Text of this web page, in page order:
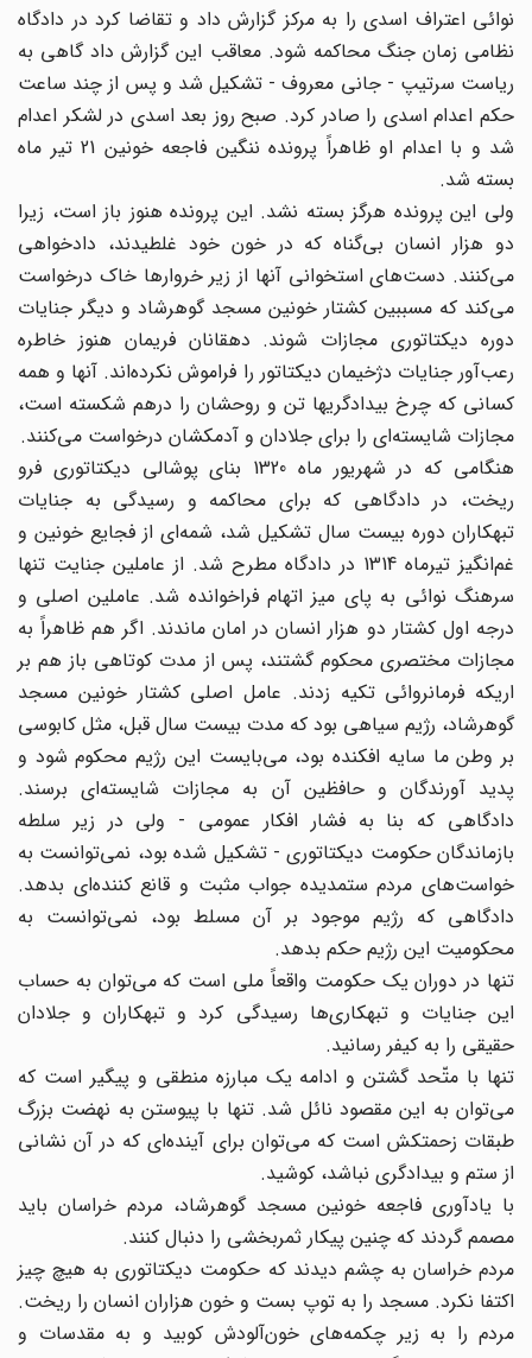
نوائی اعتراف اسدی را به مرکز گزارش داد و تقاضا کرد در دادگاه
نظامی زمان جنگ محاکمه شود. معاقب این گزارش داد گاهی به
ریاست سرتیپ - جانی معروف - تشکیل شد و پس از چند ساعت
حکم اعدام اسدی را صادر کرد. صبح روز بعد اسدی در لشکر اعدام
شد و با اعدام او ظاهراً پرونده ننگین فاجعه خونین 21 تیر ماه
بسته شد.
ولی این پرونده هرگز بسته نشد. این پرونده هنوز باز است، زیرا
دو هزار انسان بی‌گناه که در خون خود غلطیدند، دادخواهی
می‌کنند. دست‌های استخوانی آنها از زیر خروارها خاک درخواست
می‌کند که مسببین کشتار خونین مسجد گوهرشاد و دیگر جنایات
دوره دیکتاتوری مجازات شوند. دهقانان فریمان هنوز خاطره
رعب‌آور جنایات دژخیمان دیکتاتور را فراموش نکرده‌اند. آنها و همه
کسانی که چرخ بیدادگریها تن و روحشان را درهم شکسته است،
مجازات شایسته‌ای را برای جلادان و آدمکشان درخواست می‌کنند.
هنگامی که در شهریور ماه 1320 بنای پوشالی دیکتاتوری فرو
ریخت، در دادگاهی که برای محاکمه و رسیدگی به جنایات
تبهکاران دوره بیست سال تشکیل شد، شمه‌ای از فجایع خونین و
غم‌انگیز تیرماه 1314 در دادگاه مطرح شد. از عاملین جنایت تنها
سرهنگ نوائی به پای میز اتهام فراخوانده شد. عاملین اصلی و
درجه اول کشتار دو هزار انسان در امان ماندند. اگر هم ظاهراً به
مجازات مختصری محکوم گشتند، پس از مدت کوتاهی باز هم بر
اریکه فرمانروائی تکیه زدند. عامل اصلی کشتار خونین مسجد
گوهرشاد، رژیم سیاهی بود که مدت بیست سال قبل، مثل کابوسی
بر وطن ما سایه افکنده بود، می‌بایست این رژیم محکوم شود و
پدید آورندگان و حافظین آن به مجازات شایسته‌ای برسند.
دادگاهی که بنا به فشار افکار عمومی - ولی در زیر سلطه
بازماندگان حکومت دیکتاتوری - تشکیل شده بود، نمی‌توانست به
خواست‌های مردم ستمدیده جواب مثبت و قانع کننده‌ای بدهد.
دادگاهی که رژیم موجود بر آن مسلط بود، نمی‌توانست به
محکومیت این رژیم حکم بدهد.
تنها در دوران یک حکومت واقعاً ملی است که می‌توان به حساب
این جنایات و تبهکاری‌ها رسیدگی کرد و تبهکاران و جلادان
حقیقی را به کیفر رسانید.
تنها با متّحد گشتن و ادامه یک مبارزه منطقی و پیگیر است که
می‌توان به این مقصود نائل شد. تنها با پیوستن به نهضت بزرگ
طبقات زحمتکش است که می‌توان برای آینده‌ای که در آن نشانی
از ستم و بیدادگری نباشد، کوشید.
با یادآوری فاجعه خونین مسجد گوهرشاد، مردم خراسان باید
مصمم گردند که چنین پیکار ثمربخشی را دنبال کنند.
مردم خراسان به چشم دیدند که حکومت دیکتاتوری به هیچ چیز
اکتفا نکرد. مسجد را به توپ بست و خون هزاران انسان را ریخت.
مردم را به زیر چکمه‌های خون‌آلودش کوبید و به مقدسات و